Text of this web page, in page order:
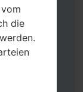
Region &
3 alle
auf die
die